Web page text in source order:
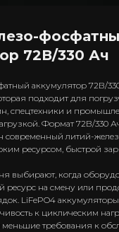
72В/330 Ач
аккумулятор 72В/
подходит для
спецтехники и
Формат 72В/330
современный литий-
ресурсом, быстрой
выбирают, когда
ресурс на смену или
LiFePO4
к циклическим
меньшие требования к